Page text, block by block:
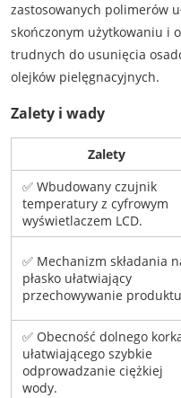
zastosowanych polimerów
skończonym użytkowaniu i
trudnych do usunięcia
olejków pielęgnacyjnych.
Zalety i wady
Zalety
✅ Wbudowany czujnik
temperatury z cyfrowym
wyświetlaczem LCD.
✅ Mechanizm składania
płasko ułatwiający
przechowywanie
✅ Obecność dolnego
ułatwiającego szybkie
odprowadzanie ciężkiej
wody.